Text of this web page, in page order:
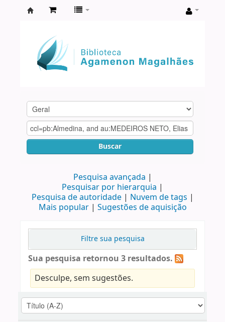
Agamenon
Magalhães
Buscar
Pesquisa avançada
Pesquisar por hierarquia
Pesquisa de autoridade
Nuvem de tags
Mais popular
Sugestões de aquisição
Filtre sua pesquisa
Sua pesquisa retornou 3 resultados.
Desculpe, sem sugestões.